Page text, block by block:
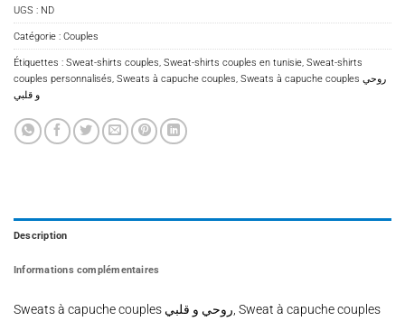
UGS : ND
Catégorie : Couples
Étiquettes : Sweat-shirts couples, Sweat-shirts couples en tunisie, Sweat-shirts
couples personnalisés, Sweats à capuche couples, Sweats à capuche couples روحي
و قلبي
Description
Informations complémentaires
Sweats à capuche couples روحي و قلبي, Sweat à capuche couples